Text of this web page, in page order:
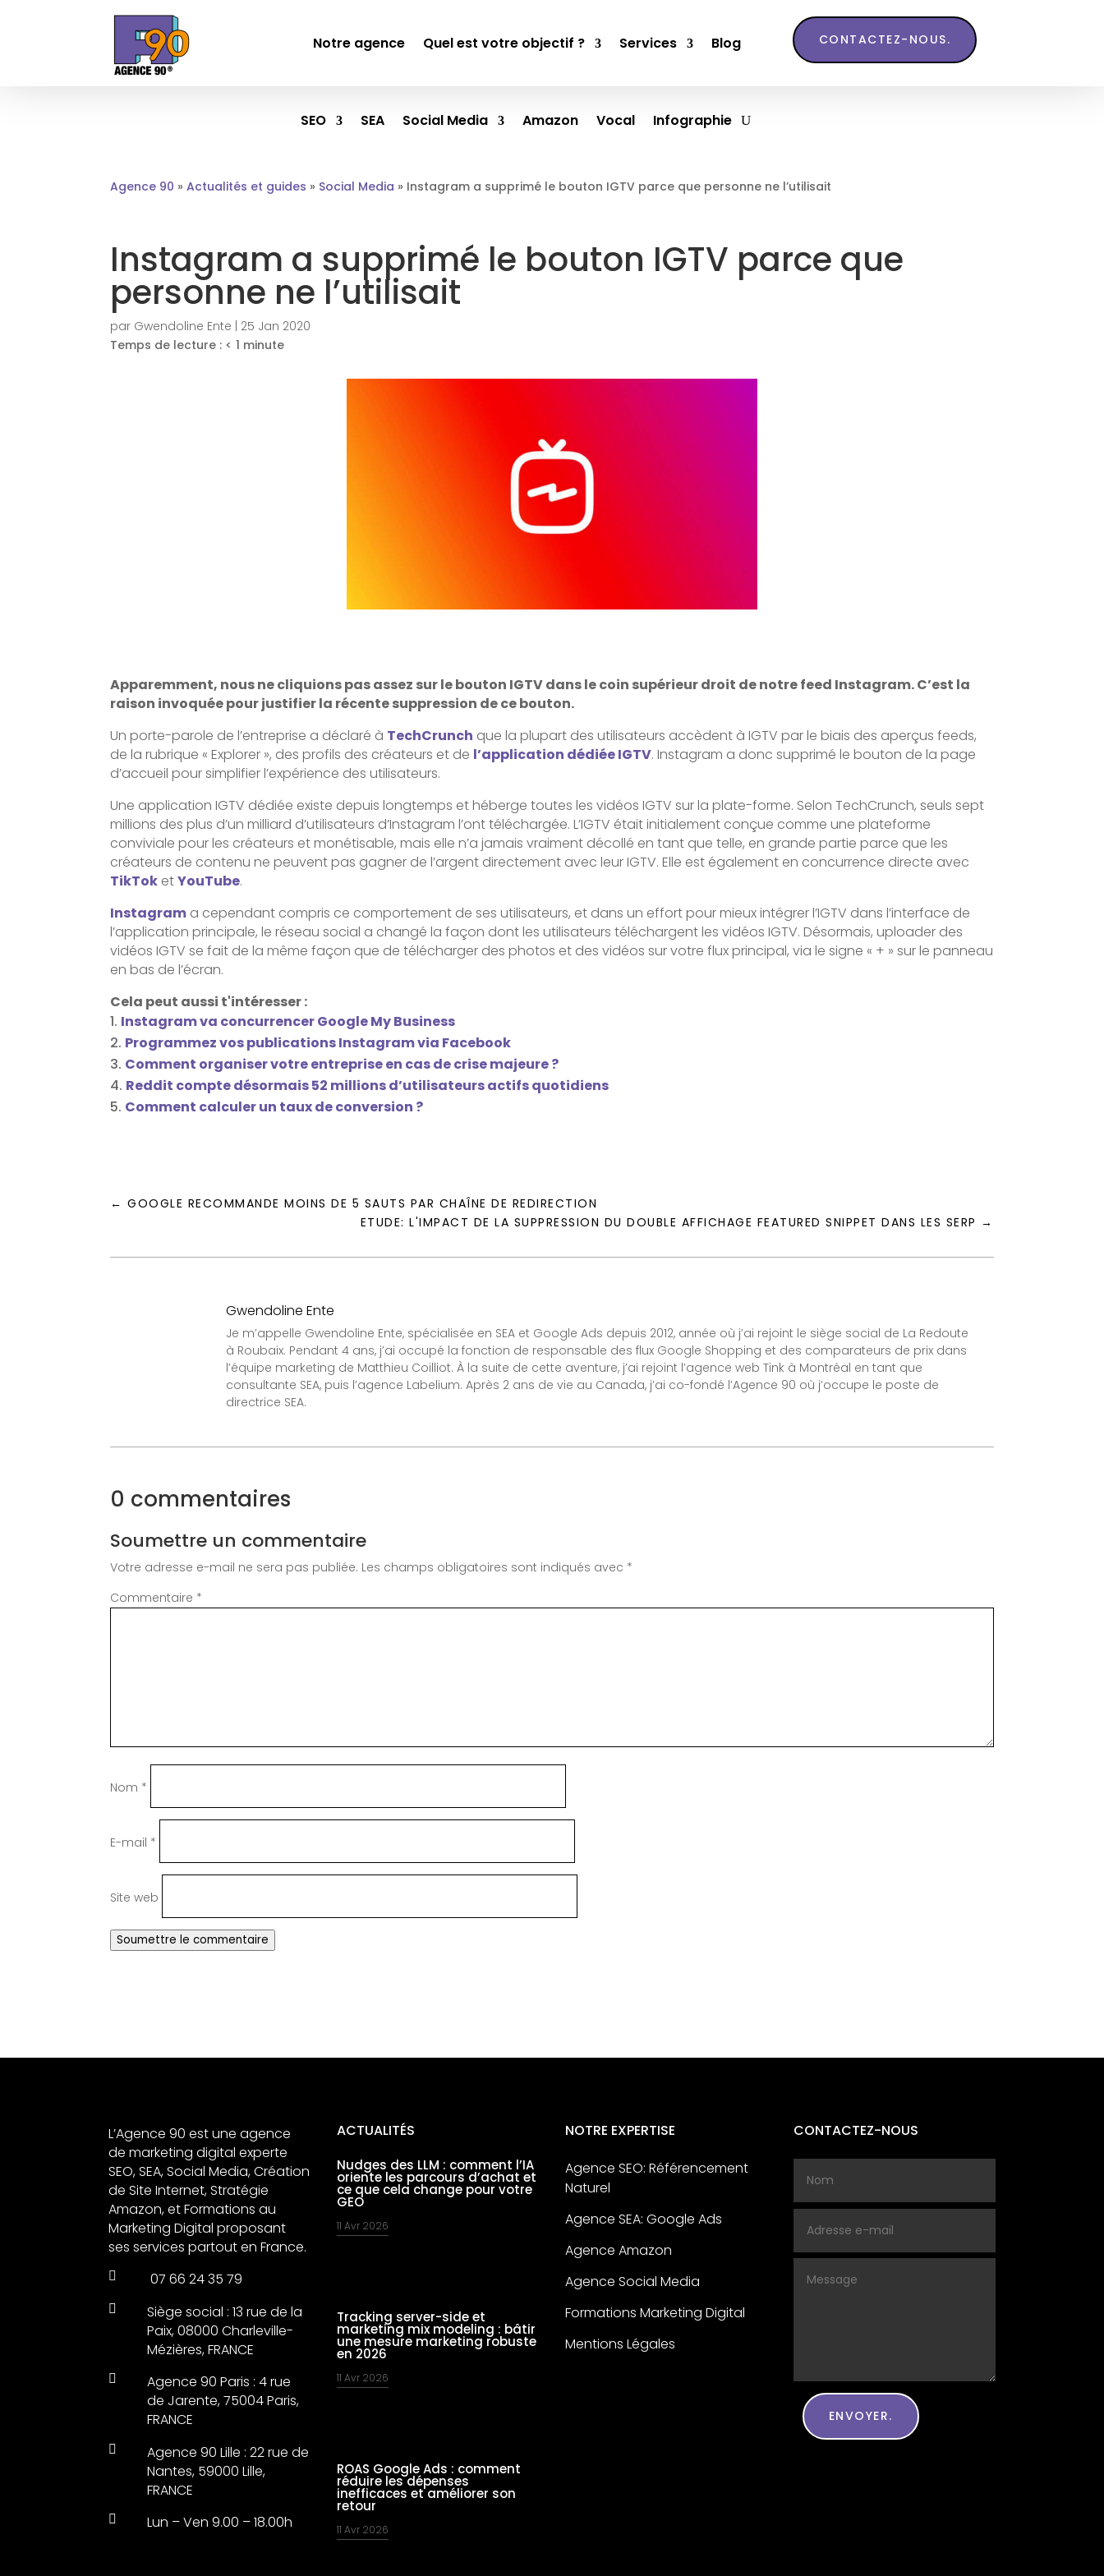
Notre agence Quel est votre objectif ? Services Blog CONTACTEZ-NOUS.
SEO SEA Social Media Amazon Vocal Infographie
Agence 90 »Actualités et guides » Social Media » Instagram a supprimé le bouton IGTV parce que personne ne l’utilisait
Instagram a supprimé le bouton IGTV parce que
personne ne l’utilisait
par Gwendoline Ente | 25 Jan 2020
Temps de lecture : < 1 minute
Apparemment, nous ne cliquions pas assez sur le bouton IGTV dans le coin supérieur droit de notre feed Instagram. C’est la
raison invoquée pour justifier la récente suppression de ce bouton.
Un porte-parole de l’entreprise a déclaré à TechCrunch que la plupart des utilisateurs accèdent à IGTV par le biais des aperçus feeds,
de la rubrique « Explorer », des profils des créateurs et de l’application dédiée IGTV. Instagram a donc supprimé le bouton de la page
d’accueil pour simplifier l’expérience des utilisateurs.
Une application IGTV dédiée existe depuis longtemps et héberge toutes les vidéos IGTV sur la plate-forme. Selon TechCrunch, seuls sept
millions des plus d’un milliard d’utilisateurs d’Instagram l’ont téléchargée. L’IGTV était initialement conçue comme une plateforme
conviviale pour les créateurs et monétisable, mais elle n’a jamais vraiment décollé en tant que telle, en grande partie parce que les
créateurs de contenu ne peuvent pas gagner de l’argent directement avec leur IGTV. Elle est également en concurrence directe avec
TikTok etYouTube.
Instagram a cependant compris ce comportement de ses utilisateurs, et dans un effort pour mieux intégrer l’IGTV dans l’interface de
l’application principale, le réseau social a changé la façon dont les utilisateurs téléchargent les vidéos IGTV. Désormais, uploader des
vidéos IGTV se fait de la même façon que de télécharger des photos et des vidéos sur votre flux principal, via le signe « + » sur le panneau
en bas de l’écran.
Cela peut aussi t'intéresser :
Instagram va concurrencer Google My Business
Programmez vos publications Instagram via Facebook
Comment organiser votre entreprise en cas de crise majeure ?
Reddit compte désormais 52 millions d’utilisateurs actifs quotidiens
Comment calculer un taux de conversion ?
←GOOGLE RECOMMANDE MOINS DE 5 SAUTS PAR CHAÎNE DE REDIRECTION
ETUDE: L'IMPACT DE LA SUPPRESSION DU DOUBLE AFFICHAGE FEATURED SNIPPET DANS LES SERP →
Gwendoline Ente
Je m’appelle Gwendoline Ente, spécialisée en SEA et Google Ads depuis 2012, année où j’ai rejoint le siège social de La Redoute
à Roubaix. Pendant 4 ans, j’ai occupé la fonction de responsable des flux Google Shopping et des comparateurs de prix dans
l’équipe marketing de Matthieu Coilliot. À la suite de cette aventure, j’ai rejoint l’agence web Tink à Montréal en tant que
consultante SEA, puis l’agence Labelium. Après 2 ans de vie au Canada, j’ai co-fondé l’Agence 90 où j’occupe le poste de
directrice SEA.
0 commentaires
Soumettre un commentaire
Votre adresse e-mail ne sera pas publiée. Les champs obligatoires sont indiqués avec *
Commentaire *
Nom *
E-mail *
Site web
Soumettre le commentaire
L’Agence 90 est une agence
de marketing digital experte
SEO, SEA, Social Media, Création
de Site Internet, Stratégie
Amazon, et Formations au
Marketing Digital proposant
ses services partout en France.
 07 66 24 35 79

Siège social : 13 rue de la
Paix, 08000 Charleville-
Mézières, FRANCE

Agence 90 Paris : 4 rue
de Jarente, 75004 Paris,
FRANCE

Agence 90 Lille : 22 rue de
Nantes, 59000 Lille,
FRANCE
 Lun – Ven 9.00 – 18.00h
ACTUALITÉS
Nudges des LLM : comment l’IA
oriente les parcours d’achat et
ce que cela change pour votre
GEO
11 Avr 2026
Tracking server-side et
marketing mix modeling : bâtir
une mesure marketing robuste
en 2026
11 Avr 2026
ROAS Google Ads : comment
réduire les dépenses
inefficaces et améliorer son
retour
11 Avr 2026
NOTRE EXPERTISE
Agence SEO: Référencement
Naturel
Agence SEA: Google Ads
Agence Amazon
Agence Social Media
Formations Marketing Digital
Mentions Légales
CONTACTEZ-NOUS
ENVOYER.